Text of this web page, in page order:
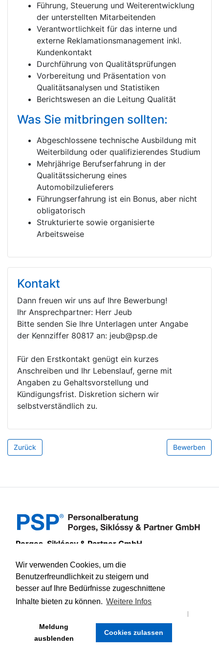
Wir verwenden Cookies, um die
Benutzerfreundlichkeit zu steigern und
besser auf Ihre Bedürfnisse zugeschnittene
Inhalte bieten zu können. Weitere Infos
Meldung
ausblenden
Cookies zulassen
Führung, Steuerung und Weiterentwicklung
der unterstellten Mitarbeitenden
Verantwortlichkeit für das interne und
externe Reklamationsmanagement inkl.
Kundenkontakt
Durchführung von Qualitätsprüfungen
Vorbereitung und Präsentation von
Qualitätsanalysen und Statistiken
Berichtswesen an die Leitung Qualität
Was Sie mitbringen sollten:
Abgeschlossene technische Ausbildung mit
Weiterbildung oder qualifizierendes Studium
Mehrjährige Berufserfahrung in der
Qualitätssicherung eines
Automobilzulieferers
Führungserfahrung ist ein Bonus, aber nicht
obligatorisch
Strukturierte sowie organisierte
Arbeitsweise
Kontakt
Dann freuen wir uns auf Ihre Bewerbung!
Ihr Ansprechpartner: Herr Jeub
Bitte senden Sie Ihre Unterlagen unter Angabe
der Kennziffer 80817 an: jeub@psp.de
Für den Erstkontakt genügt ein kurzes
Anschreiben und Ihr Lebenslauf, gerne mit
Angaben zu Gehaltsvorstellung und
Kündigungsfrist. Diskretion sichern wir
selbstverständlich zu.
Porges, Siklóssy & Partner GmbH
53115 Bonn
info@psp.de
+49 228 608 999-0
Copyright © Porges, Siklóssy & Partner GmbH
Zurück zur Homepage
Impressum|Datenschutz